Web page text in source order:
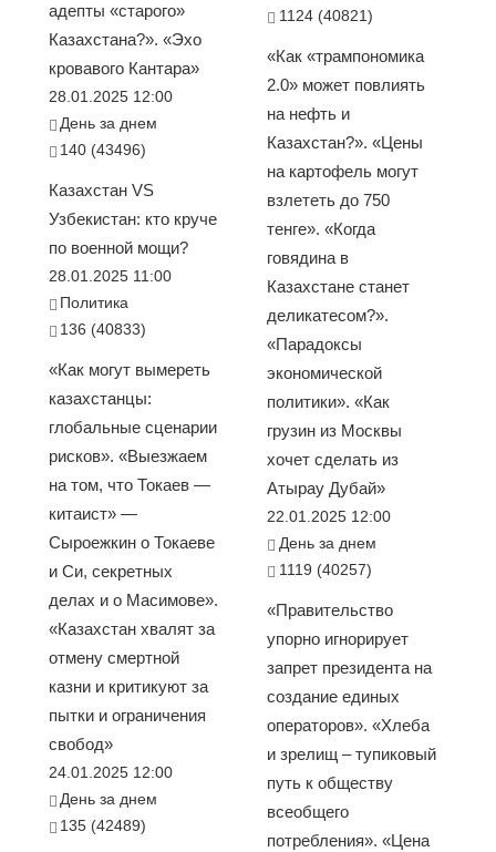
адепты «старого»
Казахстана?». «Эхо
кровавого Кантара»
28.01.2025 12:00
День за днем
140 (43496)
Казахстан VS
Узбекистан: кто круче
по военной мощи?
28.01.2025 11:00
Политика
136 (40833)
«Как могут вымереть
казахстанцы:
глобальные сценарии
рисков». «Выезжаем
на том, что Токаев —
китаист» —
Сыроежкин о Токаеве
и Си, секретных
делах и о Масимове».
«Казахстан хвалят за
отмену смертной
казни и критикуют за
пытки и ограничения
свобод»
24.01.2025 12:00
День за днем
135 (42489)
1124 (40821)
«Как «трампономика
2.0» может повлиять
на нефть и
Казахстан?». «Цены
на картофель могут
взлететь до 750
тенге». «Когда
говядина в
Казахстане станет
деликатесом?».
«Парадоксы
экономической
политики». «Как
грузин из Москвы
хочет сделать из
Атырау Дубай»
22.01.2025 12:00
День за днем
1119 (40257)
«Правительство
упорно игнорирует
запрет президента на
создание единых
операторов». «Хлеба
и зрелищ – тупиковый
путь к обществу
всеобщего
потребления». «Цена